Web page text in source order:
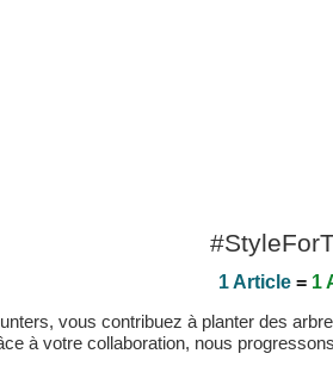
1 Article= 1
vous contribuez à planter des
à votre collaboration, nous